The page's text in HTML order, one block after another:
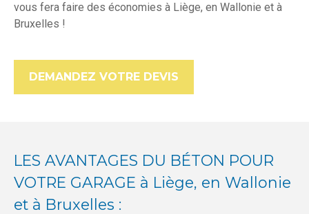
vous fera faire des économies à Liège, en Wallonie et à
Bruxelles !
DEMANDEZ VOTRE DEVIS
LES AVANTAGES DU BÉTON POUR
VOTRE GARAGE à Liège, en Wallonie
et à Bruxelles :